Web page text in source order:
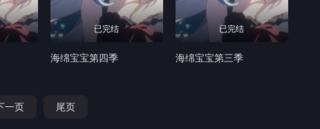
已完结
海绵宝宝第四季
已完结
海绵宝宝第三季
一页 尾页